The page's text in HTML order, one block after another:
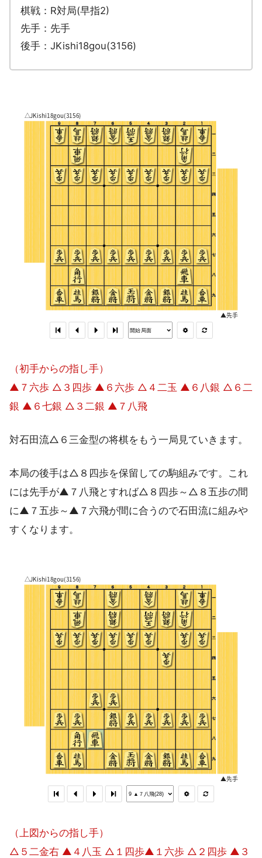
棋戦：R対局(早指2)
先手：先手
後手：JKishi18gou(3156)
（初手からの指し手）
▲７六歩 △３四歩 ▲６六歩 △４二玉 ▲６八銀 △６二
銀 ▲６七銀 △３二銀 ▲７八飛
対石田流△６三金型の将棋をもう一局見ていきます。
本局の後手は△８四歩を保留しての駒組みです。これ
には先手が▲７八飛とすれば△８四歩～△８五歩の間
に▲７五歩～▲７六飛が間に合うので石田流に組みや
すくなります。
（上図からの指し手）
△５二金右 ▲４八玉 △１四歩▲１六歩 △２四歩 ▲３